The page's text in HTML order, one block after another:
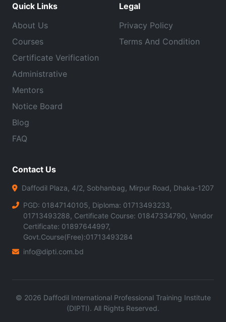
Quick Links
About Us
Courses
Certificate Verification
Administrative
Mentors
Notice Board
Blog
FAQ
Legal
Privacy Policy
Terms And Condition
Contact Us
Daffodil Plaza, 4/2, Sobhanbag, Mirpur Road, Dhaka-1207
PGD: 01847140105, Diploma: 01713493233,
01713493288, Certificate Course: 01847334790, Vendor
Certificate: 01897644997,
Govt.Course(Free):01713493284
info@dipti.com.bd
© 2026 Daffodil International Professional Training Institute
(DIPTI). All Rights Reserved.